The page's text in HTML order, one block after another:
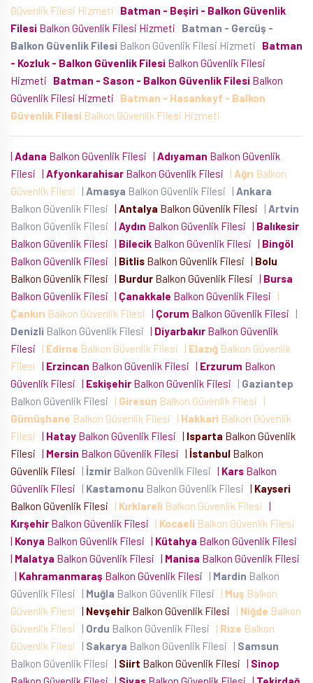
Güvenlik Filesi Hizmeti
Batman - Beşiri - Balkon Güvenlik
Filesi Balkon Güvenlik Filesi Hizmeti
Batman - Gercüş -
Balkon Güvenlik Filesi Balkon Güvenlik Filesi Hizmeti
Batman
- Kozluk - Balkon Güvenlik Filesi Balkon Güvenlik Filesi
Hizmeti
Batman - Sason - Balkon Güvenlik Filesi Balkon
Güvenlik Filesi Hizmeti
Batman - Hasankeyf - Balkon
Güvenlik Filesi Balkon Güvenlik Filesi Hizmeti
| Adana Balkon Güvenlik Filesi | Adıyaman Balkon Güvenlik
Filesi | Afyonkarahisar Balkon Güvenlik Filesi | Ağrı Balkon
Güvenlik Filesi
| Amasya Balkon Güvenlik Filesi | Ankara
Balkon Güvenlik Filesi | Antalya Balkon Güvenlik Filesi | Artvin
Balkon Güvenlik Filesi | Aydın Balkon Güvenlik Filesi | Balıkesir
Balkon Güvenlik Filesi | Bilecik Balkon Güvenlik Filesi | Bingöl
Balkon Güvenlik Filesi | Bitlis Balkon Güvenlik Filesi | Bolu
Balkon Güvenlik Filesi | Burdur Balkon Güvenlik Filesi | Bursa
Balkon Güvenlik Filesi | Çanakkale Balkon Güvenlik Filesi
|
Çankırı Balkon Güvenlik Filesi | Çorum Balkon Güvenlik Filesi
|
Denizli Balkon Güvenlik Filesi | Diyarbakır Balkon Güvenlik
Filesi
| Edirne Balkon Güvenlik Filesi | Elazığ Balkon Güvenlik
Filesi | Erzincan Balkon Güvenlik Filesi | Erzurum Balkon
Güvenlik Filesi | Eskişehir Balkon Güvenlik Filesi | Gaziantep
Balkon Güvenlik Filesi
| Giresun Balkon Güvenlik Filesi
|
Gümüşhane Balkon Güvenlik Filesi | Hakkari Balkon Güvenlik
Filesi | Hatay Balkon Güvenlik Filesi | Isparta Balkon Güvenlik
Filesi | Mersin Balkon Güvenlik Filesi | İstanbul Balkon
Güvenlik Filesi
| İzmir Balkon Güvenlik Filesi | Kars Balkon
Güvenlik Filesi
| Kastamonu Balkon Güvenlik Filesi | Kayseri
Balkon Güvenlik Filesi
| Kırklareli Balkon Güvenlik Filesi |
Kırşehir Balkon Güvenlik Filesi | Kocaeli Balkon Güvenlik Filesi
| Konya Balkon Güvenlik Filesi | Kütahya Balkon Güvenlik Filesi
| Malatya Balkon Güvenlik Filesi | Manisa Balkon Güvenlik Filesi
| Kahramanmaraş Balkon Güvenlik Filesi | Mardin Balkon
Güvenlik Filesi
| Muğla Balkon Güvenlik Filesi | Muş Balkon
Güvenlik Filesi | Nevşehir Balkon Güvenlik Filesi | Niğde Balkon
Güvenlik Filesi
| Ordu Balkon Güvenlik Filesi | Rize Balkon
Güvenlik Filesi
| Sakarya Balkon Güvenlik Filesi | Samsun
Balkon Güvenlik Filesi | Siirt Balkon Güvenlik Filesi | Sinop